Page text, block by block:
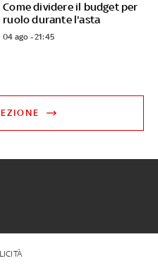
Come dividere il budget per
ruolo durante l'asta
04 ago - 21:45